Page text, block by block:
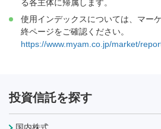
る各主体に帰属します。
使用インデックスについては、マー
終ページをご確認ください。
https://www.myam.co.jp/market/
投資信託を探す
国内株式